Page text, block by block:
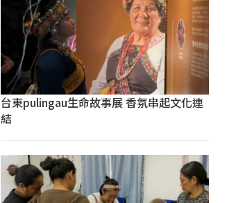
台東pulingau生命故事展 香氛串起文化連
結